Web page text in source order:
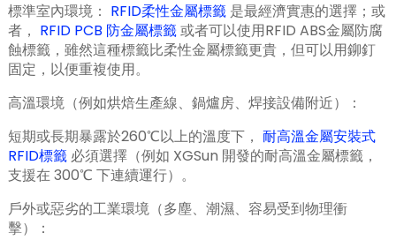
標準室內環境： RFID柔性金屬標籤 是最經濟實惠的選擇；或
者， RFID PCB 防金屬標籤或者可以使用RFID ABS金屬防腐
蝕標籤，雖然這種標籤比柔性金屬標籤更貴，但可以用鉚釘
固定，以便重複使用。
高溫環境（例如烘焙生產線、鍋爐房、焊接設備附近）：
短期或長期暴露於260℃以上的溫度下， 耐高溫金屬安裝式
RFID標籤必須選擇（例如 XGSun 開發的耐高溫金屬標籤，
支援在 300℃ 下連續運行）。
戶外或惡劣的工業環境（多塵、潮濕、容易受到物理衝
擊）：